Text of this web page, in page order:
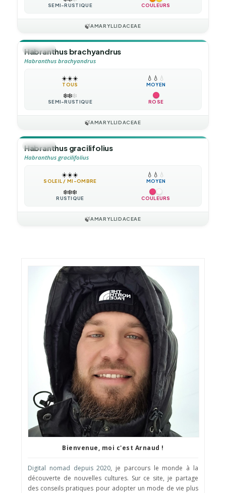
SEMI-RUSTIQUE COULEURS
🍃AMARYLLIDACEAE
🪴VIVACE
Habranthus brachyandrus
Habranthus brachyandrus
☀️☀️☀️
TOUS
💧 💧 💧
MOYEN
❄️❄️❄️
SEMI-RUSTIQUE ROSE
🍃AMARYLLIDACEAE
🪴VIVACE
Habranthus gracilifolius
Habranthus gracilifolius
☀️☀️☀️
SOLEIL / MI-OMBRE
💧 💧 💧
MOYEN
❄️❄️❄️
RUSTIQUE COULEURS
🍃AMARYLLIDACEAE
Bienvenue, moi c'est Arnaud !
Digital nomad depuis 2020, je parcours le monde à la
découverte de nouvelles cultures. Sur ce site, je partage
des conseils pratiques pour adopter un mode de vie plus